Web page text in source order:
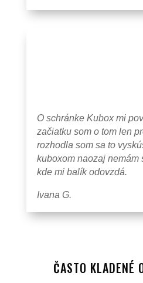
O schránke Kubox mi
začiatku som o tom len
rozhodla som sa to
kuboxom naozaj nemám
kde mi balík odovzdá.
Ivana G.
ČASTO KLADENÉ